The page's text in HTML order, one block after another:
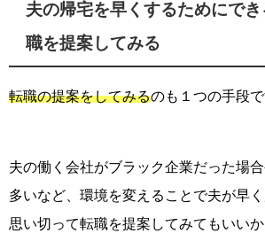
夫の帰宅を早くするためにで
職を提案してみる
転職の提案をしてみるのも１つの手段で
夫の働く会社がブラック企業だった場
多いなど、環境を変えることで夫が早く
思い切って転職を提案してみてもいいか